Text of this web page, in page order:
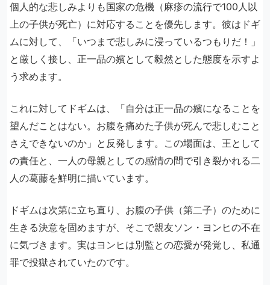
個人的な悲しみよりも国家の危機（麻疹の流行で100人以
上の子供が死亡）に対応することを優先します。彼はドギ
ムに対して、「いつまで悲しみに浸っているつもりだ！」
と厳しく接し、正一品の嬪として毅然とした態度を示すよ
う求めます。
これに対してドギムは、「自分は正一品の嬪になることを
望んだことはない。お腹を痛めた子供が死んで悲しむこと
さえできないのか」と反発します。この場面は、王として
の責任と、一人の母親としての感情の間で引き裂かれる二
人の葛藤を鮮明に描いています。
ドギムは次第に立ち直り、お腹の子供（第二子）のために
生きる決意を固めますが、そこで親友ソン・ヨンヒの不在
に気づきます。実はヨンヒは別監との恋愛が発覚し、私通
罪で投獄されていたのです。